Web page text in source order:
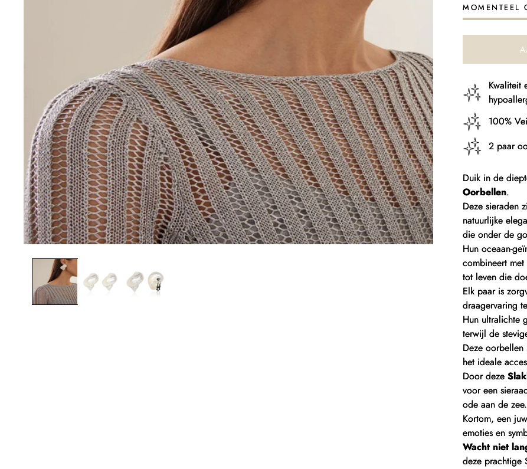
Slak
MOMENTEEL
Kwaliteit
100%
2 paar
Duik in de
Oorbellen.
Deze sieraden
natuurlijke
die onder de
Hun oceaan-
combineert
tot leven die
Elk paar is
draagervaring
Hun ultralichte
terwijl de
Deze
het ideale
Door deze
voor een
ode aan de zee.
Kortom, een
emoties en
Wacht niet
deze prachtige